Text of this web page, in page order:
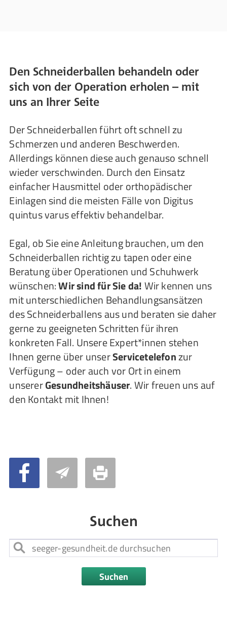
Den Schneiderballen behandeln oder
sich von der Operation erholen – mit
uns an Ihrer Seite
Der Schneiderballen führt oft schnell zu
Schmerzen und anderen Beschwerden.
Allerdings können diese auch genauso schnell
wieder verschwinden. Durch den Einsatz
einfacher Hausmittel oder orthopädischer
Einlagen sind die meisten Fälle von Digitus
quintus varus effektiv behandelbar.
Egal, ob Sie eine Anleitung brauchen, um den
Schneiderballen richtig zu tapen oder eine
Beratung über Operationen und Schuhwerk
wünschen:Wir sind für Sie da!Wir kennen uns
mit unterschiedlichen Behandlungsansätzen
des Schneiderballens aus und beraten sie daher
gerne zu geeigneten Schritten für ihren
konkreten Fall. Unsere Expert*innen stehen
Ihnen gerne über unserServicetelefonzur
Verfügung – oder auch vor Ort in einem
unsererGesundheitshäuser. Wir freuen uns auf
den Kontakt mit Ihnen!
Suchen
Suchen